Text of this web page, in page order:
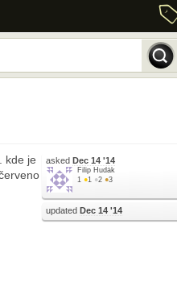
asked Dec 14 '14
Filip Hudák
1 ●1 ●2 ●3
updated Dec 14 '14
kde je